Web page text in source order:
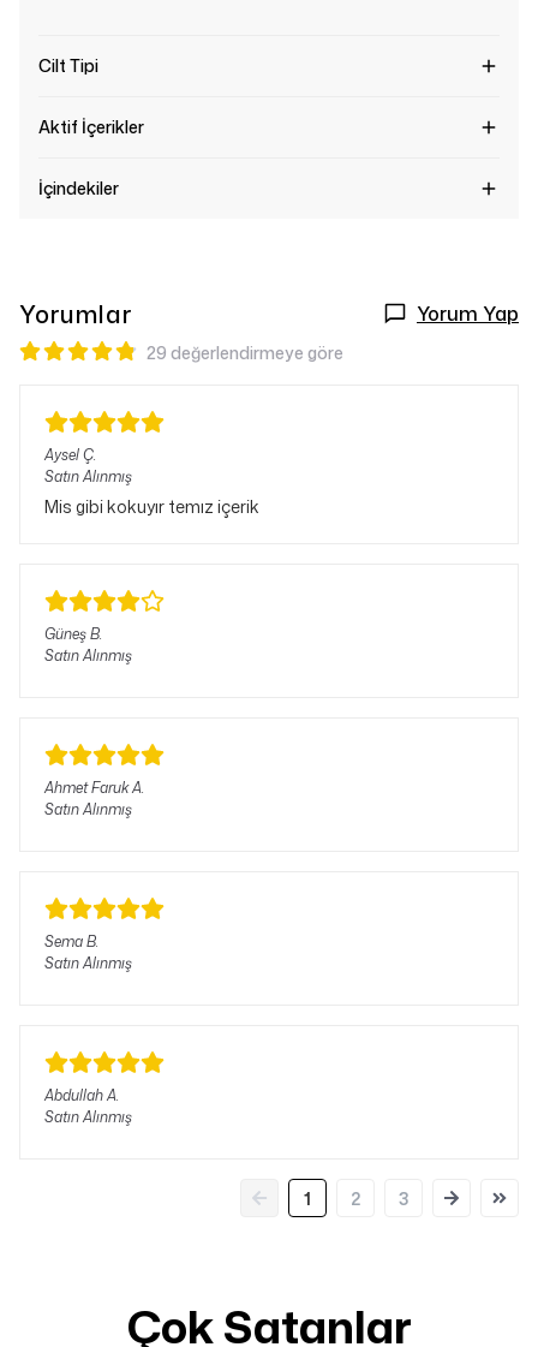
Cilt Tipi
Aktif İçerikler
İçindekiler
Yorumlar Yorum Yap
29 değerlendirmeye göre
AyselÇ.
Satın Alınmış
Mis gibi kokuyır temız içerik
GüneşB.
Satın Alınmış
Ahmet FarukA.
Satın Alınmış
SemaB.
Satın Alınmış
AbdullahA.
Satın Alınmış
1 2 3
Çok Satanlar